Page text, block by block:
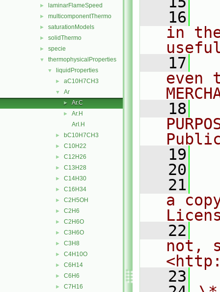
► laminarFlameSpeed
► multicomponentThermo
► saturationModels
► solidThermo
► specie
▼ thermophysicalProperties
▼ liquidProperties
► aC10H7CH3
▼ Ar
► Ar.C
►
Ar.H
ArI.H
► bC10H7CH3
► C10H22
► C12H26
► C13H28
► C14H30
► C16H34
► C2H5OH
► C2H6
► C2H6O
► C3H6O
► C3H8
► C4H10O
► C6H14
► C6H6
► C7H16
   16
in
   17
even
   18
   19
   20
   21
a
   22
not,
   23